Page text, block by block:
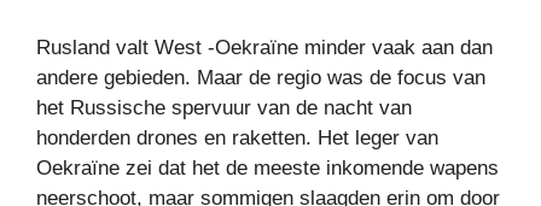
Rusland valt West -Oekraïne minder vaak aan dan
andere gebieden. Maar de regio was de focus van
het Russische spervuur ​​van de nacht van
honderden drones en raketten. Het leger van
Oekraïne zei dat het de meeste inkomende wapens
neerschoot, maar sommigen slaagden erin om door